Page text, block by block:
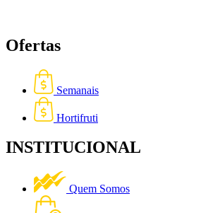
Ofertas
Semanais
Hortifruti
INSTITUCIONAL
Quem Somos